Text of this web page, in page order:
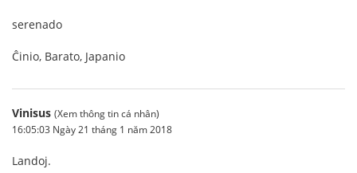
serenado
Ĉinio, Barato, Japanio
Vinisus (Xem thông tin cá nhân)
16:05:03 Ngày 21 tháng 1 năm 2018
Landoj.